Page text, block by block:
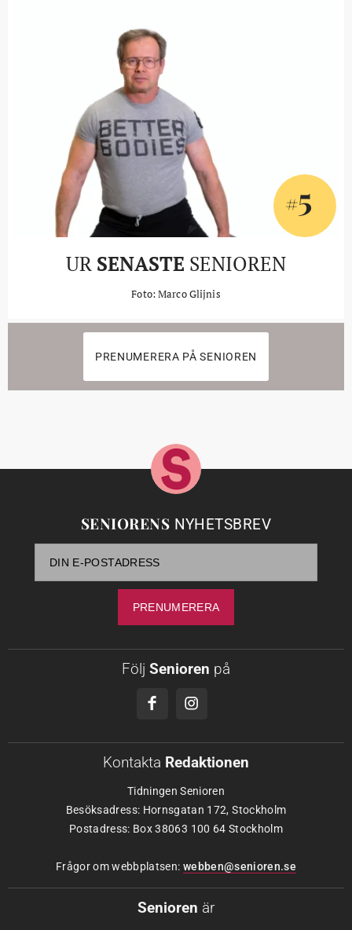
#5
UR SENASTE SENIOREN
Foto: Marco Glijnis
PRENUMERERA PÅ SENIOREN
SENIORENS NYHETSBREV
Följ Senioren på
Kontakta Redaktionen
Tidningen Senioren
Besöksadress: Hornsgatan 172, Stockholm
Postadress: Box 38063 100 64 Stockholm
Frågor om webbplatsen: webben@senioren.se
Senioren är